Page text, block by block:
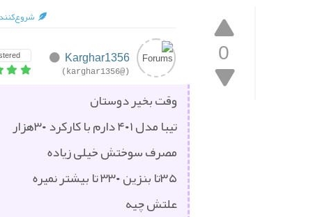
0
Karghar1356
(@karghar1356)
وقت بخیر دوستان
تیبا مدل ۴۰۱ دارم با کارکرد ۳۰هزار
مصرف سوختش خیلی زیاده
۳۵تا بنزین ۳۳۰ تا بیشتر نمیره
علتش چیه